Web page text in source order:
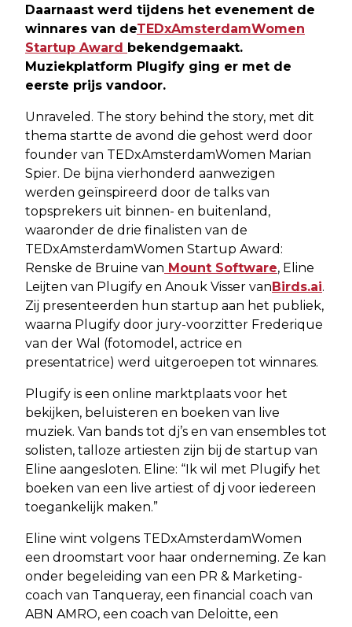
Daarnaast werd tijdens het evenement de
winnares van deTEDxAmsterdamWomen
Startup Award
bekendgemaakt.
Muziekplatform Plugify ging er met de
eerste prijs vandoor.
Unraveled. The story behind the story, met dit
thema startte de avond die gehost werd door
founder van TEDxAmsterdamWomen Marian
Spier. De bijna vierhonderd aanwezigen
werden geïnspireerd door de talks van
topsprekers uit binnen- en buitenland,
waaronder de drie finalisten van de
TEDxAmsterdamWomen Startup Award:
Renske de Bruine van Mount Software, Eline
Leijten van Plugify en Anouk Visser van Birds.ai.
Zij presenteerden hun startup aan het publiek,
waarna Plugify door jury-voorzitter Frederique
van der Wal (fotomodel, actrice en
presentatrice) werd uitgeroepen tot winnares.
Plugify is een online marktplaats voor het
bekijken, beluisteren en boeken van live
muziek. Van bands tot dj’s en van ensembles tot
solisten, talloze artiesten zijn bij de startup van
Eline aangesloten. Eline: “Ik wil met Plugify het
boeken van een live artiest of dj voor iedereen
toegankelijk maken.”
Eline wint volgens TEDxAmsterdamWomen
een droomstart voor haar onderneming. Ze kan
onder begeleiding van een PR & Marketing-
coach van Tanqueray, een financial coach van
ABN AMRO, een coach van Deloitte, een